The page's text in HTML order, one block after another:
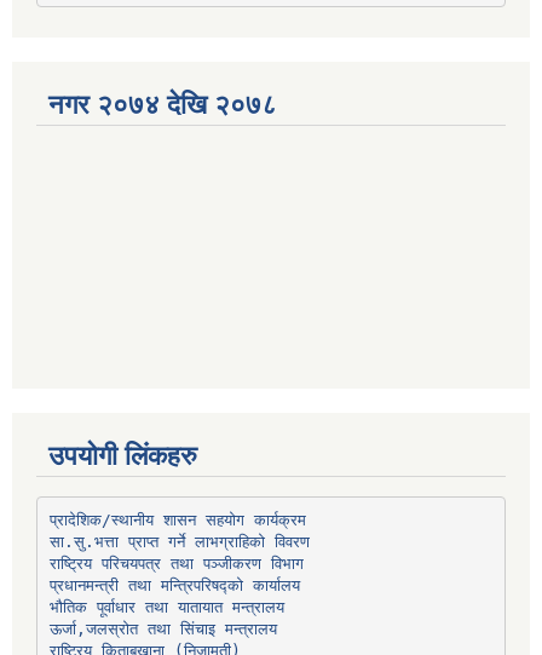
नगर २०७४ देखि २०७८
उपयोगी लिंकहरु
प्रादेशिक/स्थानीय शासन सहयोग कार्यक्रम
सा.सु.भत्ता प्राप्त गर्ने लाभग्राहिको विवरण
राष्ट्रिय परिचयपत्र तथा पञ्‍जीकरण विभाग
प्रधानमन्त्री तथा मन्त्रिपरिषद्को कार्यालय
भौतिक पूर्वाधार तथा यातायात मन्त्रालय
ऊर्जा,जलस्रोत तथा सिंचाइ मन्त्रालय